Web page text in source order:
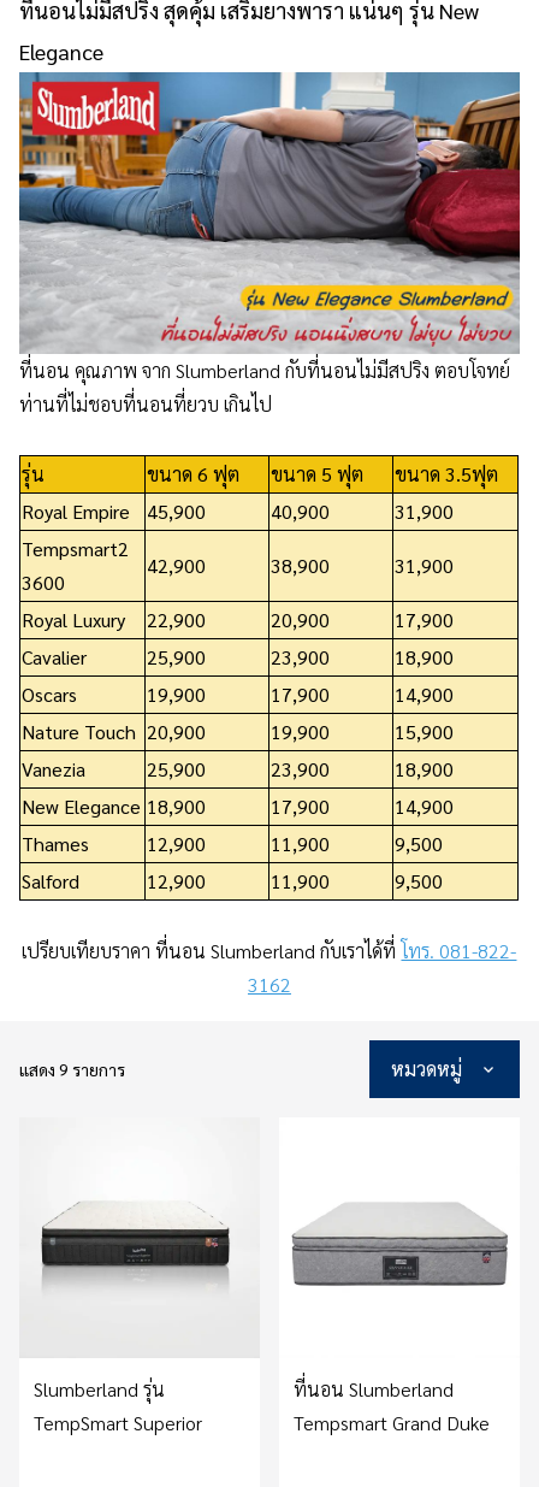
สัก
รู้จัก
เรา
ติดต่อ
เรา
ที่นอนไม่มีสปริง สุดคุ้ม เสริมยางพารา แน่นๆ รุ่น New
Elegance
ที่นอน คุณภาพ จาก Slumberland กับที่นอนไม่มีสปริง ตอบโจทย์
ท่านที่ไม่ชอบที่นอนที่ยวบ เกินไป
รุ่น ขนาด 6 ฟุต ขนาด 5 ฟุต
ขนาด 3.5ฟุต
Royal Empire
45,900 40,900
31,900
Tempsmart2
3600
42,900 38,900 31,900
Royal Luxury 22,900 20,900
17,900
Cavalier
25,900 23,900
18,900
Oscars
19,900 17,900
14,900
Nature Touch 20,900 19,900
15,900
Vanezia
25,900 23,900
18,900
New Elegance 18,900 17,900
14,900
Thames
12,900 11,900
9,500
Salford
12,900 11,900 9,500
เปรียบเทียบราคา ที่นอน Slumberland กับเราได้ที่ โทร. 081-822-
3162
แสดง 9 รายการ หมวดหมู่
Slumberland รุ่น
TempSmart Superior
ที่นอน Slumberland
Tempsmart Grand Duke